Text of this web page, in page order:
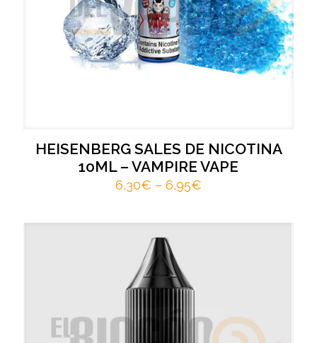
HEISENBERG SALES DE NICOTINA
10ML – VAMPIRE VAPE
6,30€ – 6,95€